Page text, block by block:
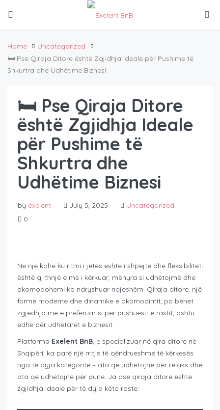
Home
Uncategorized
🛏️ Pse Qiraja Ditore është Zgjidhja Ideale për Pushime të
Shkurtra dhe Udhëtime Biznesi
🛏️ Pse Qiraja Ditore
është Zgjidhja Ideale
për Pushime të
Shkurtra dhe
Udhëtime Biznesi
by exelent July 5, 2025
Uncategorized
0
Në një kohë ku ritmi i jetës është i shpejtë dhe fleksibiliteti
është gjithnjë e më i kërkuar, mënyra si udhëtojmë dhe
akomodohemi ka ndryshuar ndjeshëm. Qiraja ditore, një
formë moderne dhe dinamike e akomodimit, po bëhet
zgjedhja më e preferuar si për pushuesit e rastit, ashtu
edhe për udhëtarët e biznesit.
Platforma Exelent BnB, e specializuar në qira ditore në
Shqipëri, ka parë një rritje të qëndrueshme të kërkesës
nga të dyja kategoritë – ata që udhëtojnë për relaks dhe
ata që udhëtojnë për punë. Ja pse qiraja ditore është
zgjidhja ideale për të dyja këto raste: